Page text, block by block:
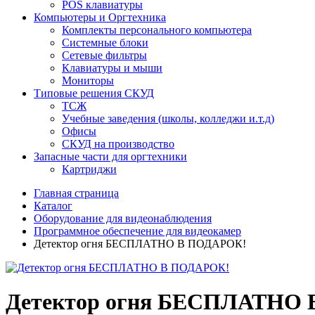
POS клавиатуры
Компьютеры и Оргтехника
Комплекты персонального компьютера
Системные блоки
Сетевые фильтры
Клавиатуры и мыши
Мониторы
Типовые решения СКУД
ТСЖ
Учебные заведения (школы, колледжи и.т.д)
Офисы
СКУД на производство
Запасные части для оргтехники
Картриджи
Главная страница
Каталог
Оборудование для видеонаблюдения
Программное обеспечение для видеокамер
Детектор огня БЕСПЛАТНО В ПОДАРОК!
Детектор огня